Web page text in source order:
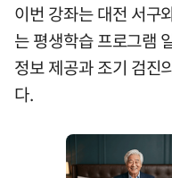
이번 강좌는 대전 서구
는 평생학습 프로그램
정보 제공과 조기 검진
다.